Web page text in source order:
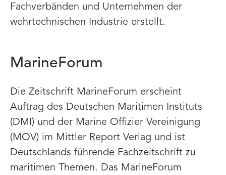
Fachverbänden und Unternehmen der
wehrtechnischen Industrie erstellt.
MarineForum
Die Zeitschrift MarineForum erscheint
Auftrag des Deutschen Maritimen Instituts
(DMI) und der Marine Offizier Vereinigung
(MOV) im Mittler Report Verlag und ist
Deutschlands führende Fachzeitschrift zu
maritimen Themen. Das MarineForum